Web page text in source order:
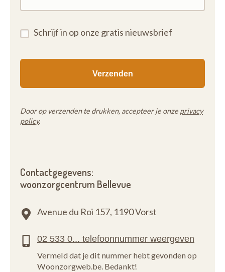
gewijd aan senioren die speciale aandacht nodig
hebben:
en komt tot uiting in een aangepaste dagindeling en
een specifiek activiteitenprogramma.
Schrijf in op onze gratis nieuwsbrief
Door op verzenden te drukken, accepteer je onze privacy
policy.
Contactgegevens:
woonzorgcentrum Bellevue
Avenue du Roi 157, 1190 Vorst
Vermeld dat je dit nummer hebt gevonden op
Woonzorgweb.be. Bedankt!